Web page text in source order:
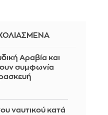
Αραβία και
συμφωνία
ναυτικού κατά